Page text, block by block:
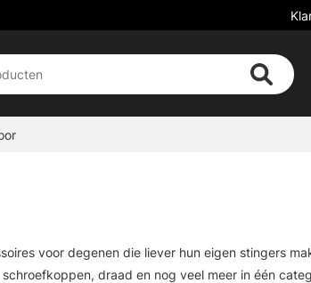
voor degenen die liever hun eigen stingers
draad en nog veel meer in één